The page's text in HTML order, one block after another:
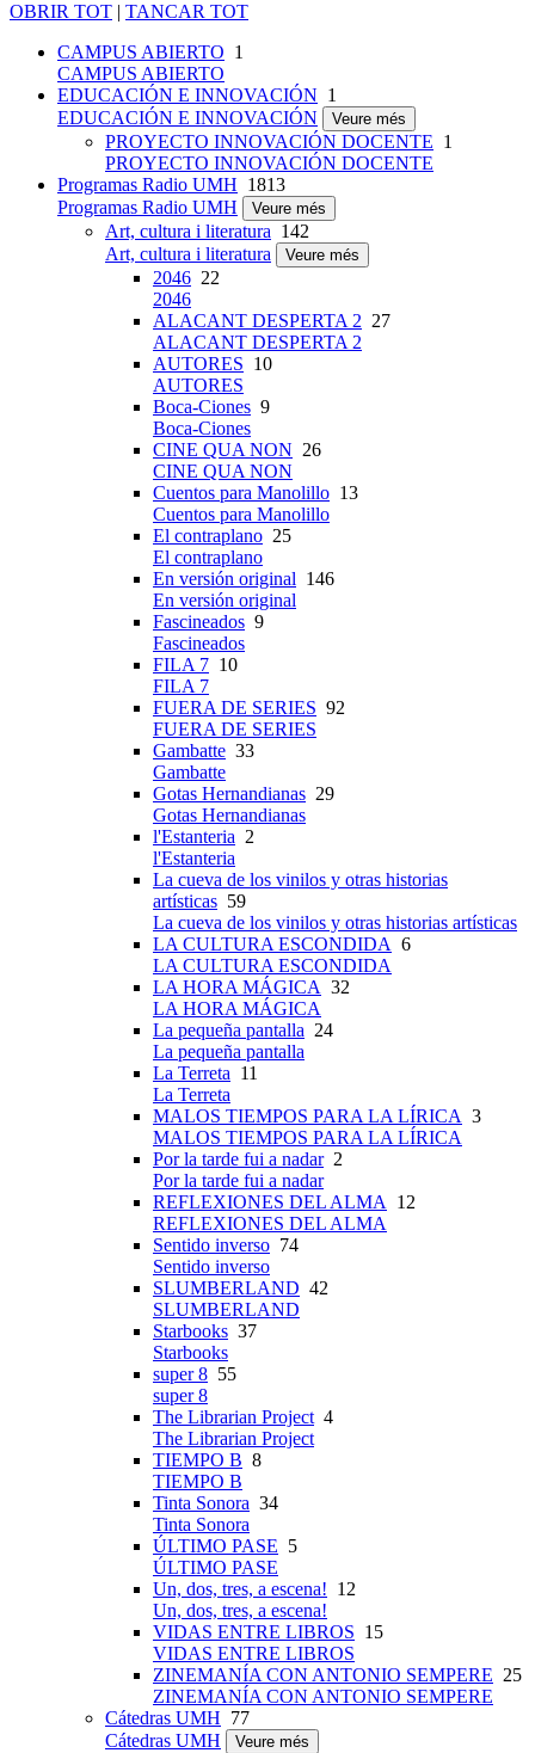
OBRIR TOT | TANCAR TOT
CAMPUS ABIERTO 1
CAMPUS ABIERTO
EDUCACIÓN E INNOVACIÓN 1
EDUCACIÓN E INNOVACIÓN
Veure més
PROYECTO INNOVACIÓN DOCENTE 1
PROYECTO INNOVACIÓN DOCENTE
Programas Radio UMH 1813
Programas Radio UMH
Veure més
Art, cultura i literatura 142
Art, cultura i literatura
Veure més
2046 22
2046
ALACANT DESPERTA 2 27
ALACANT DESPERTA 2
AUTORES 10
AUTORES
Boca-Ciones 9
Boca-Ciones
CINE QUA NON 26
CINE QUA NON
Cuentos para Manolillo 13
Cuentos para Manolillo
El contraplano 25
El contraplano
En versión original 146
En versión original
Fascineados 9
Fascineados
FILA 7 10
FILA 7
FUERA DE SERIES 92
FUERA DE SERIES
Gambatte 33
Gambatte
Gotas Hernandianas 29
Gotas Hernandianas
l'Estanteria 2
l'Estanteria
La cueva de los vinilos y otras historias
artísticas 59
La cueva de los vinilos y otras historias artísticas
LA CULTURA ESCONDIDA 6
LA CULTURA ESCONDIDA
LA HORA MÁGICA 32
LA HORA MÁGICA
La pequeña pantalla 24
La pequeña pantalla
La Terreta 11
La Terreta
MALOS TIEMPOS PARA LA LÍRICA 3
MALOS TIEMPOS PARA LA LÍRICA
Por la tarde fui a nadar2
Por la tarde fui a nadar
REFLEXIONES DEL ALMA 12
REFLEXIONES DEL ALMA
Sentido inverso 74
Sentido inverso
SLUMBERLAND 42
SLUMBERLAND
Starbooks 37
Starbooks
super 8 55
super 8
The Librarian Project4
The Librarian Project
TIEMPO B 8
TIEMPO B
Tinta Sonora 34
Tinta Sonora
ÚLTIMO PASE 5
ÚLTIMO PASE
Un, dos, tres, a escena! 12
Un, dos, tres, a escena!
VIDAS ENTRE LIBROS 15
VIDAS ENTRE LIBROS
ZINEMANÍA CON ANTONIO SEMPERE 25
ZINEMANÍA CON ANTONIO SEMPERE
Cátedras UMH 77
Cátedras UMH
Veure més